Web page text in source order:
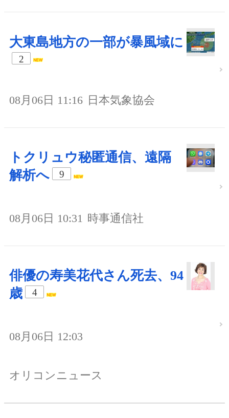
大東島地方の一部が暴風域に
2
08月06日 11:16 日本気象協会
トクリュウ秘匿通信、遠隔
解析へ
9
08月06日 10:31 時事通信社
俳優の寿美花代さん死去、94
歳
4
08月06日 12:03
オリコンニュース